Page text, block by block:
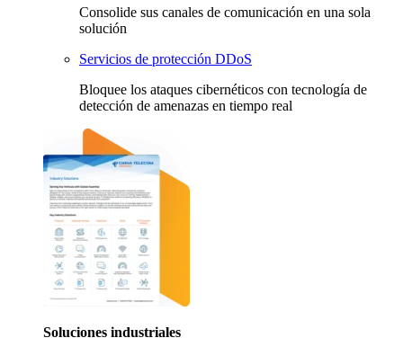
Consolide sus canales de comunicación en una sola
solución
Servicios de protección DDoS
Bloquee los ataques cibernéticos con tecnología de
detección de amenazas en tiempo real
Soluciones industriales